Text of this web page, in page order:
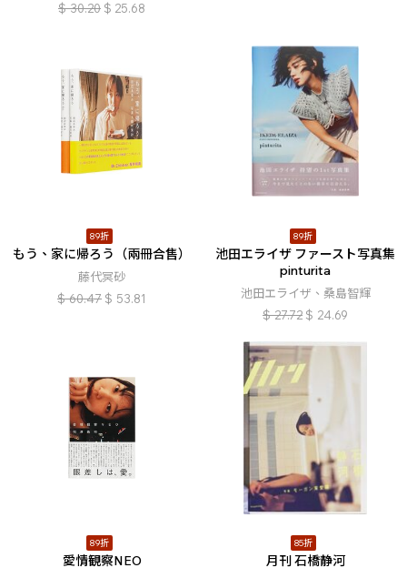
$ 30.20 $ 25.68
89折
もう、家に帰ろう（兩冊合售）
藤代冥砂
$ 60.47 $ 53.81
89折
池田エライザ ファースト写真集
pinturita
池田エライザ、桑島智輝
$ 27.72 $ 24.69
89折
愛情観察NEO
85折
月刊 石橋静河